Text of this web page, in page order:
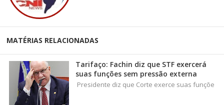
MATÉRIAS RELACIONADAS
Tarifaço: Fachin diz que STF exercerá
suas funções sem pressão externa
Presidente diz que Corte exerce suas funçõe